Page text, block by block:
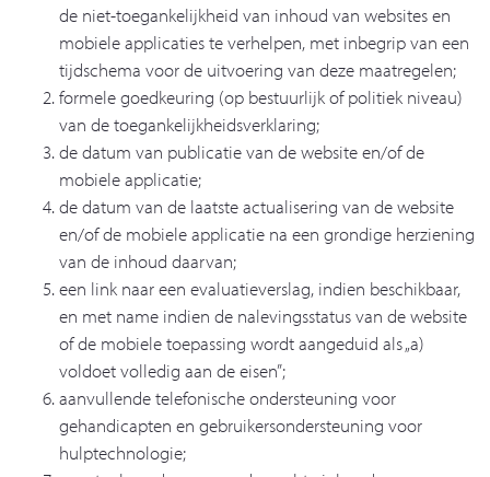
de niet-toegankelijkheid van inhoud van websites en
mobiele applicaties te verhelpen, met inbegrip van een
tijdschema voor de uitvoering van deze maatregelen;
formele goedkeuring (op bestuurlijk of politiek niveau)
van de toegankelijkheidsverklaring;
de datum van publicatie van de website en/of de
mobiele applicatie;
de datum van de laatste actualisering van de website
en/of de mobiele applicatie na een grondige herziening
van de inhoud daarvan;
een link naar een evaluatieverslag, indien beschikbaar,
en met name indien de nalevingsstatus van de website
of de mobiele toepassing wordt aangeduid als „a)
voldoet volledig aan de eisen”;
aanvullende telefonische ondersteuning voor
gehandicapten en gebruikersondersteuning voor
hulptechnologie;